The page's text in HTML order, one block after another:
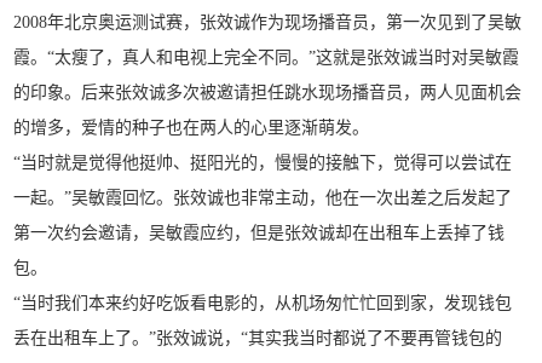
2008年北京奥运测试赛，张效诚作为现场播音员，第一次见到了吴敏
霞。“太瘦了，真人和电视上完全不同。”这就是张效诚当时对吴敏霞
的印象。后来张效诚多次被邀请担任跳水现场播音员，两人见面机会
的增多，爱情的种子也在两人的心里逐渐萌发。
“当时就是觉得他挺帅、挺阳光的，慢慢的接触下，觉得可以尝试在
一起。”吴敏霞回忆。张效诚也非常主动，他在一次出差之后发起了
第一次约会邀请，吴敏霞应约，但是张效诚却在出租车上丢掉了钱
包。
“当时我们本来约好吃饭看电影的，从机场匆忙忙回到家，发现钱包
丢在出租车上了。”张效诚说，“其实我当时都说了不要再管钱包的